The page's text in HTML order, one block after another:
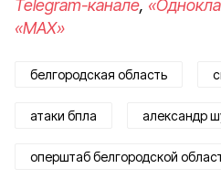
Telegram-канале,
«MAX»
белгородская область
атаки бпла александр
оперштаб белгородской